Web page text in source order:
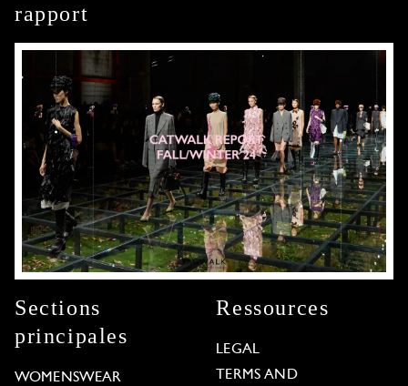
rapport
Sections
principales
WOMENSWEAR
Ressources
LEGAL
TERMS AND